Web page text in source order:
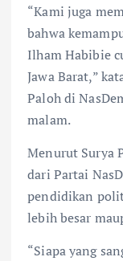
“Kami juga
bahwa
Ilham Habibie
Jawa Barat,”
Paloh di
malam.
Menurut Surya
dari Partai
pendidikan
lebih besar
“Siapa yang